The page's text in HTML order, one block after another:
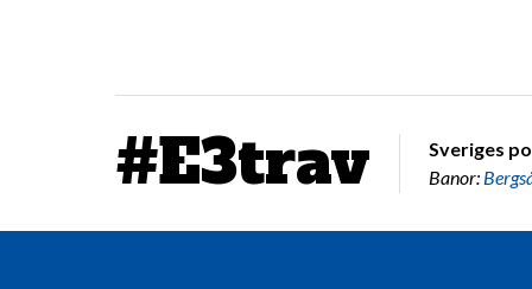
#E3trav
Sveriges
Banor: